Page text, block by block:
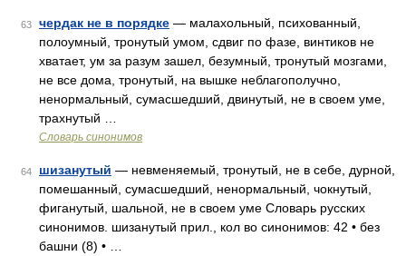
63 чердак не в порядке — малахольный, психованный,
полоумный, тронутый умом, сдвиг по фазе, винтиков не
хватает, ум за разум зашел, безумный, тронутый мозгами,
не все дома, тронутый, на вышке неблагополучно,
ненормальный, сумасшедший, двинутый, не в своем уме,
трахнутый …
Словарь синонимов
64 шизанутый — невменяемый, тронутый, не в себе, дурной,
помешанный, сумасшедший, ненормальный, чокнутый,
фиганутый, шальной, не в своем уме Словарь русских
синонимов. шизанутый прил., кол во синонимов: 42 • без
башни (8) • …